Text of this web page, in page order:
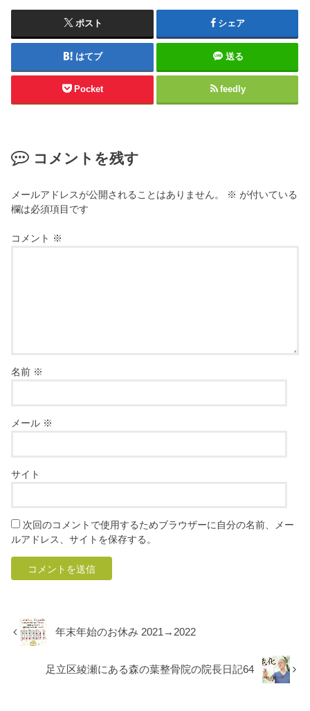
ポスト シェア
はてブ 送る
Pocket feedly
コメントを残す
メールアドレスが公開されることはありません。 ※ が付いている
欄は必須項目です
コメント ※
名前 ※
メール ※
サイト
次回のコメントで使用するためブラウザーに自分の名前、メー
ルアドレス、サイトを保存する。
年末年始のお休み 2021→2022
足立区綾瀬にある森の葉整骨院の院長日記64